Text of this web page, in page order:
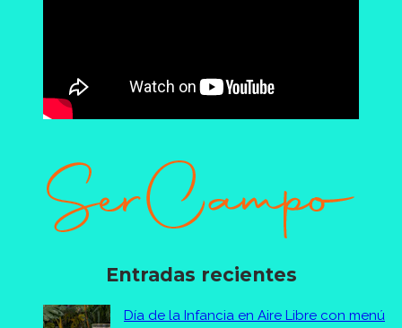
Entradas recientes
Día de la Infancia en Aire Libre con menú